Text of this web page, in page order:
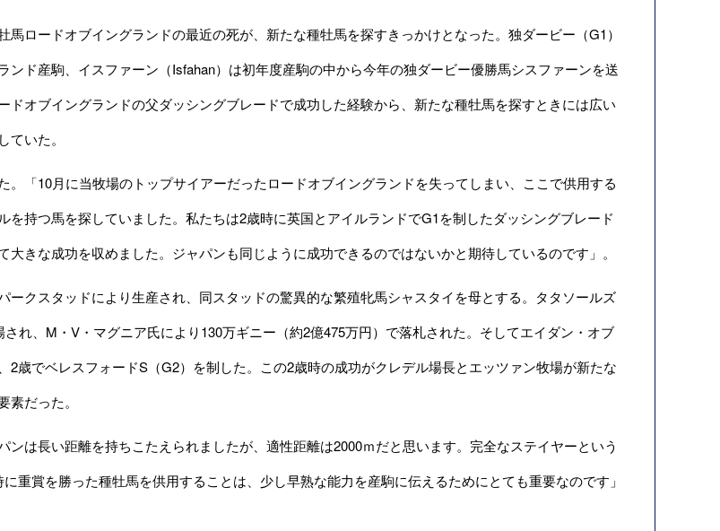
ロードオブイングランドの最近の死が、新たな種牡馬を探すきっかけとなった。独ダービー（G1）
ンド産駒、イスファーン（Isfahan）は初年度産駒の中から今年の独ダービー優勝馬シスファーンを送
ドオブイングランドの父ダッシングブレードで成功した経験から、新たな種牡馬を探すときには広い
いた。
。「10月に当牧場のトップサイアーだったロードオブイングランドを失ってしまい、ここで供用する
を持つ馬を探していました。私たちは2歳時に英国とアイルランドでG1を制したダッシングブレード
大きな成功を収めました。ジャパンも同じように成功できるのではないかと期待しているのです」。
ークスタッドにより生産され、同スタッドの驚異的な繁殖牝馬シャスタイを母とする。タタソールズ
れ、M・V・マグニア氏により130万ギニー（約2億475万円）で落札された。そしてエイダン・オブ
2歳でベレスフォードS（G2）を制した。この2歳時の成功がクレデル場長とエッツァン牧場が新たな
だった。
は長い距離を持ちこたえられましたが、適性距離は2000ｍだと思います。完全なステイヤーという
重賞を勝った種牡馬を供用することは、少し早熟な能力を産駒に伝えるためにとても重要なのです」